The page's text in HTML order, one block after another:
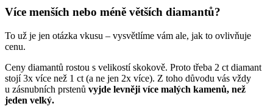
Více menších nebo méně větších diamantů?
To už je jen otázka vkusu – vysvětlíme vám ale, jak to ovlivňuje
cenu.
Ceny diamantů rostou s velikostí skokově. Proto třeba 2 ct diamant
stojí 3x více než 1 ct (a ne jen 2x více). Z toho důvodu vás vždy
u zásnubních prstenů vyjde levněji více malých kamenů, než
jeden velký.